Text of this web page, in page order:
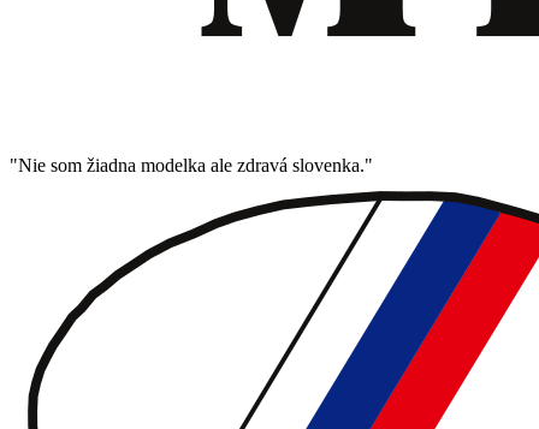
"Nie som žiadna modelka ale zdravá slovenka."